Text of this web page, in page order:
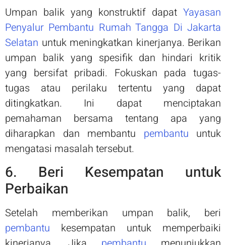
Umpan balik yang konstruktif dapat Yayasan
Penyalur Pembantu Rumah Tangga Di Jakarta
Selatan untuk meningkatkan kinerjanya. Berikan
umpan balik yang spesifik dan hindari kritik
yang bersifat pribadi. Fokuskan pada tugas-
tugas atau perilaku tertentu yang dapat
ditingkatkan. Ini dapat menciptakan
pemahaman bersama tentang apa yang
diharapkan dan membantu pembantu untuk
mengatasi masalah tersebut.
6. Beri Kesempatan untuk
Perbaikan
Setelah memberikan umpan balik, beri
pembantu kesempatan untuk memperbaiki